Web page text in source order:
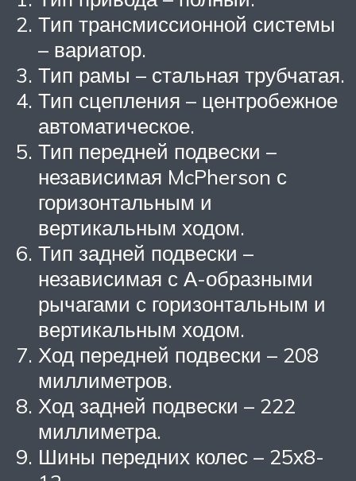
Тип трансмиссионной системы
– вариатор.
Тип рамы – стальная трубчатая.
Тип сцепления – центробежное
автоматическое.
Тип передней подвески –
независимая McPherson с
горизонтальным и
вертикальным ходом.
Тип задней подвески –
независимая с А-образными
рычагами с горизонтальным и
вертикальным ходом.
Ход передней подвески – 208
миллиметров.
Ход задней подвески – 222
миллиметра.
Шины передних колес – 25х8-